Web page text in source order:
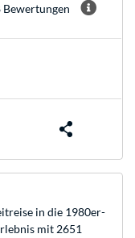
Bewertungen
in die 1980er-
mit 2651